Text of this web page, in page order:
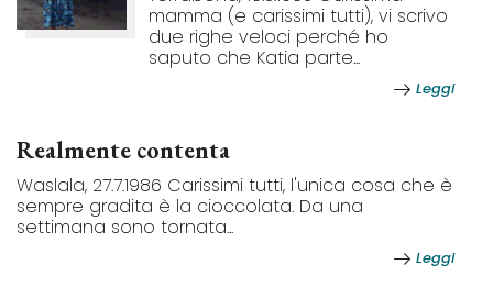
mamma (e carissimi tutti), vi scrivo
due righe veloci perché ho
saputo che Katia parte...
Leggi
Realmente contenta
Waslala, 27.7.1986 Carissimi tutti, l'unica cosa che è
sempre gradita è la cioccolata. Da una
settimana sono tornata...
Leggi